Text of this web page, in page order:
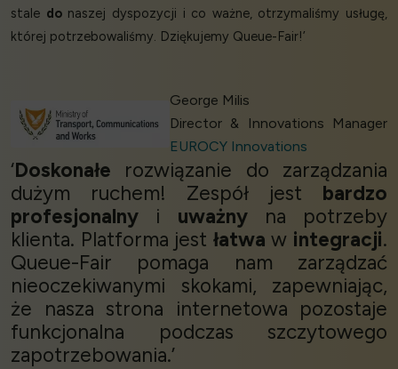
stale donaszej dyspozycji i co ważne, otrzymaliśmy usługę,
której potrzebowaliśmy. Dziękujemy Queue-Fair!’
George Milis
Director & Innovations Manager
EUROCY Innovations
‘Doskonałe rozwiązanie do zarządzania
dużym ruchem! Zespół jest bardzo
profesjonalny i uważnyna potrzeby
klienta. Platforma jest łatwa w integracji.
Queue-Fair pomaga nam zarządzać
nieoczekiwanymi skokami, zapewniając,
że nasza strona internetowa pozostaje
funkcjonalna podczas szczytowego
zapotrzebowania.’